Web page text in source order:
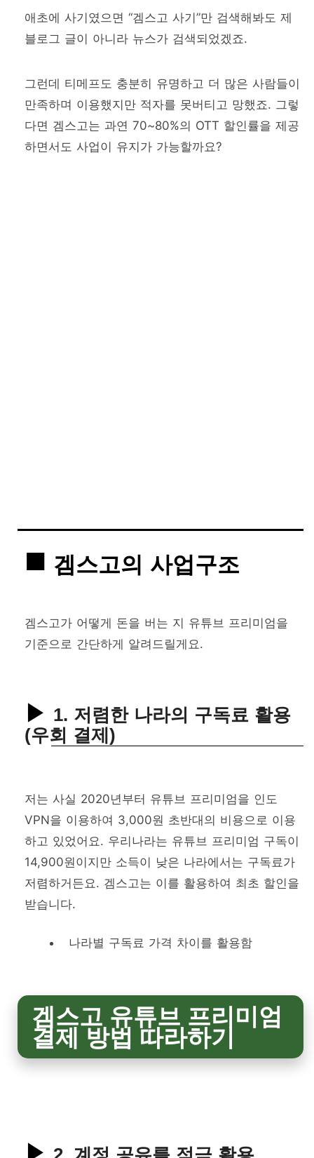
애초에 사기였으면 “겜스고 사기”만 검색해봐도 제
블로그 글이 아니라 뉴스가 검색되었겠죠.
그런데 티메프도 충분히 유명하고 더 많은 사람들이
만족하며 이용했지만 적자를 못버티고 망했죠. 그렇
다면 겜스고는 과연 70~80%의 OTT 할인률을 제공
하면서도 사업이 유지가 가능할까요?
겜스고의 사업구조
겜스고가 어떻게 돈을 버는 지 유튜브 프리미엄을
기준으로 간단하게 알려드릴게요.
1. 저렴한 나라의 구독료 활용
(우회 결제)
저는 사실 2020년부터 유튜브 프리미엄을 인도
VPN을 이용하여 3,000원 초반대의 비용으로 이용
하고 있었어요. 우리나라는 유튜브 프리미엄 구독이
14,900원이지만 소득이 낮은 나라에서는 구독료가
저렴하거든요. 겜스고는 이를 활용하여 최초 할인을
받습니다.
나라별 구독료 가격 차이를 활용함
겜스고 유튜브 프리미엄
결제 방법 따라하기